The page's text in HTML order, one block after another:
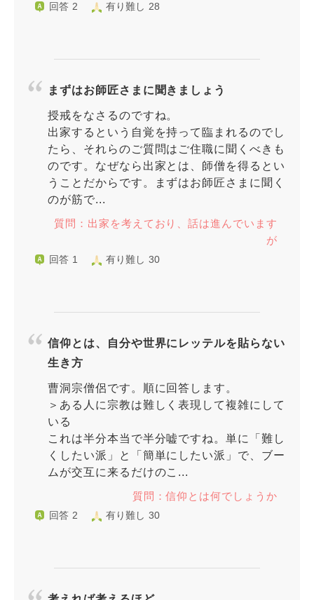
回答 2 有り難し 28
まずはお師匠さまに聞きましょう
授戒をなさるのですね。
出家するという自覚を持って臨まれるのでし
たら、それらのご質問はご住職に聞くべきも
のです。なぜなら出家とは、師僧を得るとい
うことだからです。まずはお師匠さまに聞く
のが筋で...
質問：出家を考えており、話は進んでいます
が
回答 1 有り難し 30
信仰とは、自分や世界にレッテルを貼らない
生き方
曹洞宗僧侶です。順に回答します。
＞ある人に宗教は難しく表現して複雑にして
いる
これは半分本当で半分嘘ですね。単に「難し
くしたい派」と「簡単にしたい派」で、ブー
ムが交互に来るだけのこ...
質問：信仰とは何でしょうか
回答 2 有り難し 30